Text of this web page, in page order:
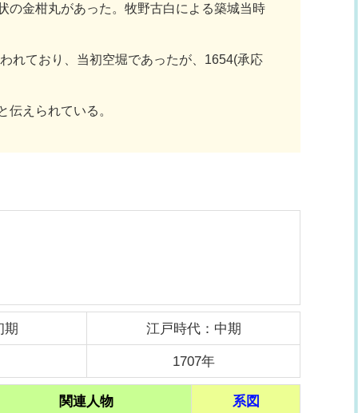
金柑丸があった。牧野古白による築城当時
れており、当初空堀であったが、1654(承応
えられている。
期 江戸時代：中期
1707年
関連人物 系図